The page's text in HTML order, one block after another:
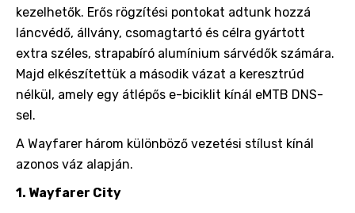
kezelhetők. Erős rögzítési pontokat adtunk hozzá
láncvédő, állvány, csomagtartó és célra gyártott
extra széles, strapabíró alumínium sárvédők számára.
Majd elkészítettük a második vázat a keresztrúd
nélkül, amely egy átlépős e-biciklit kínál eMTB DNS-
sel.
A Wayfarer három különböző vezetési stílust kínál
azonos váz alapján.
1. Wayfarer City